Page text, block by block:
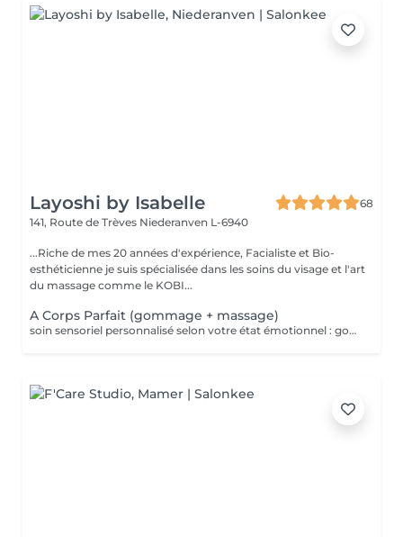
Layoshi by Isabelle
68
141, Route de Trèves Niederanven L-6940
...Riche de mes 20 années d'expérience, Facialiste et Bio-
esthéticienne je suis spécialisée dans les soins du visage et l'art
du massage comme le KOBI...
A Corps Parfait (gommage + massage)
soin sensoriel personnalisé selon votre état émotionnel : gommage complet du corps au sel rose de l'Himalaya pour une peau douce et satinée + douche + Massage personnalisé